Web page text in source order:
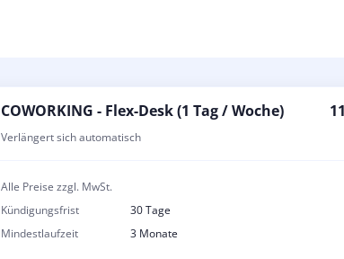
COWORKING - Flex-Desk (1 Tag / Woche)
Verlängert sich automatisch
Alle Preise zzgl. MwSt.
Kündigungsfrist
30 Tage
Mindestlaufzeit
3 Monate